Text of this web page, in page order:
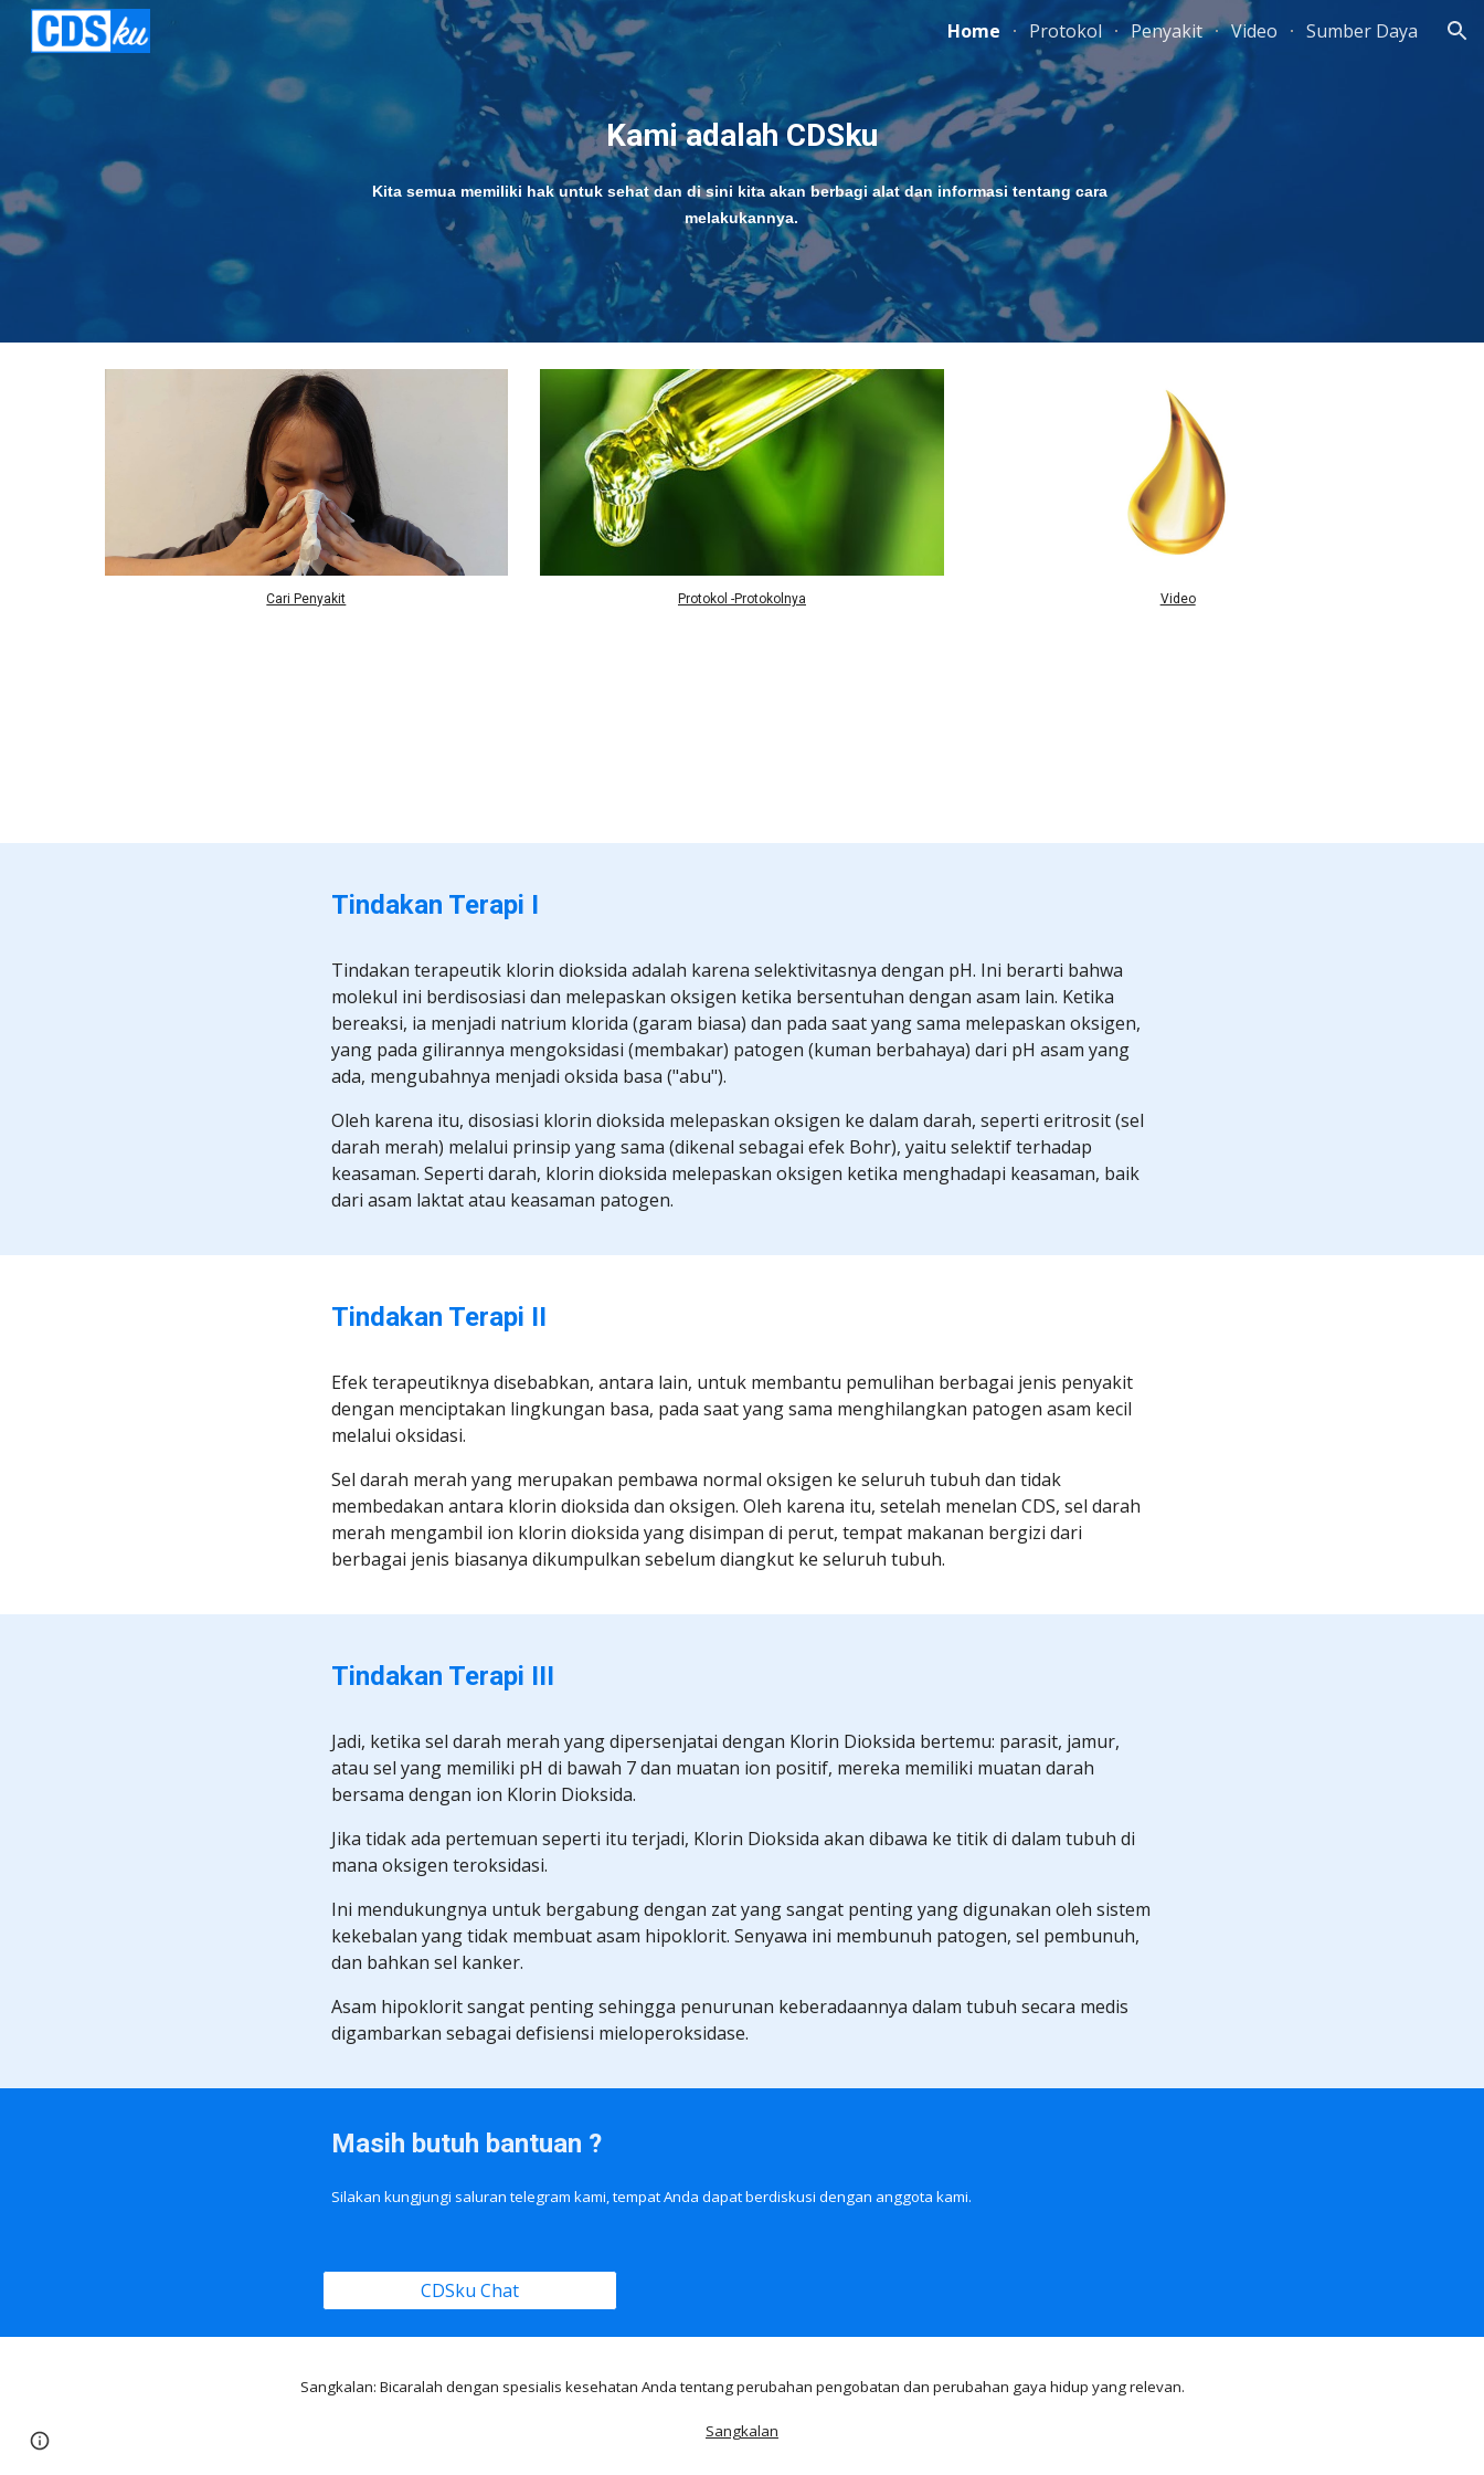
Skip to main content Skip to navigation
Home Protokol Penyakit Video Sumber Daya
Kami adalah CDSku
Kita semua memiliki hak untuk sehat dan di sini kita akan berbagi alat dan informasi tentang cara
melakukannya.
Cari Penyakit Protokol -Protokolnya Video
Tindakan Terapi I
Tindakan terapeutik klorin dioksida adalah karena selektivitasnya dengan pH. Ini berarti bahwa
molekul ini berdisosiasi dan melepaskan oksigen ketika bersentuhan dengan asam lain. Ketika
bereaksi, ia menjadi natrium klorida (garam biasa) dan pada saat yang sama melepaskan oksigen,
yang pada gilirannya mengoksidasi (membakar) patogen (kuman berbahaya) dari pH asam yang
ada, mengubahnya menjadi oksida basa ("abu").
Oleh karena itu, disosiasi klorin dioksida melepaskan oksigen ke dalam darah, seperti eritrosit (sel
darah merah) melalui prinsip yang sama (dikenal sebagai efek Bohr), yaitu selektif terhadap
keasaman. Seperti darah, klorin dioksida melepaskan oksigen ketika menghadapi keasaman, baik
dari asam laktat atau keasaman patogen.
Tindakan Terapi II
Efek terapeutiknya disebabkan, antara lain, untuk membantu pemulihan berbagai jenis penyakit
dengan menciptakan lingkungan basa, pada saat yang sama menghilangkan patogen asam kecil
melalui oksidasi.
Sel darah merah yang merupakan pembawa normal oksigen ke seluruh tubuh dan tidak
membedakan antara klorin dioksida dan oksigen. Oleh karena itu, setelah menelan CDS, sel darah
merah mengambil ion klorin dioksida yang disimpan di perut, tempat makanan bergizi dari
berbagai jenis biasanya dikumpulkan sebelum diangkut ke seluruh tubuh.
Tindakan Terapi III
Jadi, ketika sel darah merah yang dipersenjatai dengan Klorin Dioksida bertemu: parasit, jamur,
atau sel yang memiliki pH di bawah 7 dan muatan ion positif, mereka memiliki muatan darah
bersama dengan ion Klorin Dioksida.
Jika tidak ada pertemuan seperti itu terjadi, Klorin Dioksida akan dibawa ke titik di dalam tubuh di
mana oksigen teroksidasi.
Ini mendukungnya untuk bergabung dengan zat yang sangat penting yang digunakan oleh sistem
kekebalan yang tidak membuat asam hipoklorit. Senyawa ini membunuh patogen, sel pembunuh,
dan bahkan sel kanker.
Asam hipoklorit sangat penting sehingga penurunan keberadaannya dalam tubuh secara medis
digambarkan sebagai defisiensi mieloperoksidase.
Masih butuh bantuan ?
Silakan kungjungi saluran telegram kami, tempat Anda dapat berdiskusi dengan anggota kami.
CDSku Chat
Sangkalan: Bicaralah dengan spesialis kesehatan Anda tentang perubahan pengobatan dan perubahan gaya hidup yang relevan.
Sangkalan